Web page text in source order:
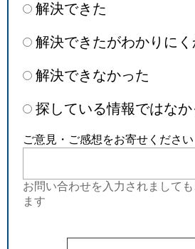
解決できた
解決できたがわかりにく
解決できなかった
探している情報ではなか
ご意見・ご感想をお寄せください
お問い合わせを入力されまして
ます